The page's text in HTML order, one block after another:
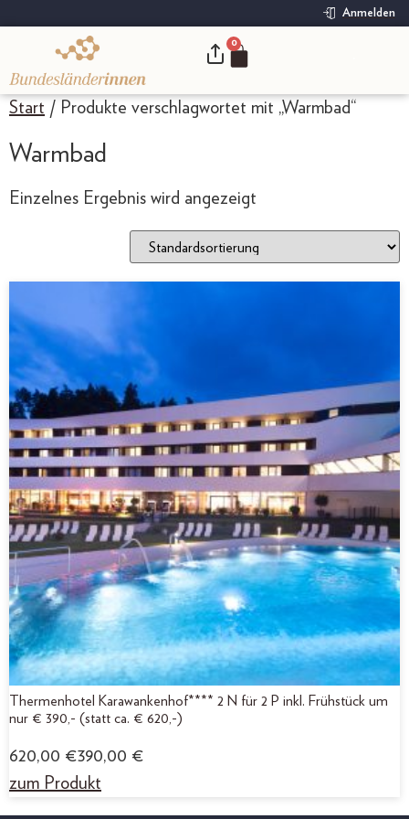
Anmelden
0
Start / Produkte verschlagwortet mit „Warmbad“
Warmbad
Einzelnes Ergebnis wird angezeigt
Thermenhotel Karawankenhof**** 2 N für 2 P inkl. Frühstück um
nur € 390,- (statt ca. € 620,-)
620,00 €390,00 €
zum Produkt